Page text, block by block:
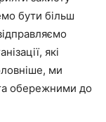
бути більш
які
ми
обережними до